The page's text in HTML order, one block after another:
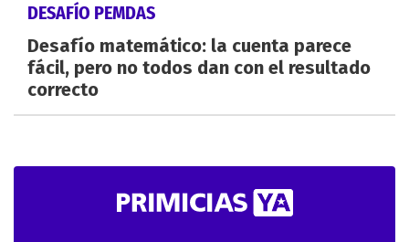
DESAFÍO PEMDAS
Desafío matemático: la cuenta parece
fácil, pero no todos dan con el resultado
correcto